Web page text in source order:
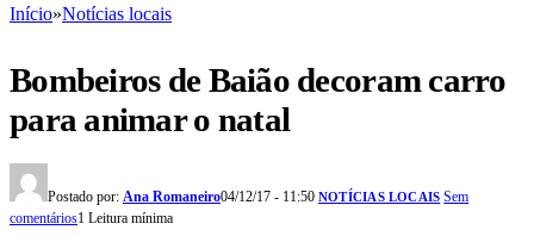
Início»Notícias locais
Bombeiros de Baião decoram carro
para animar o natal
Postado por: Ana Romaneiro04/12/17 - 11:50 NOTÍCIAS LOCAIS Sem
comentários1 Leitura mínima